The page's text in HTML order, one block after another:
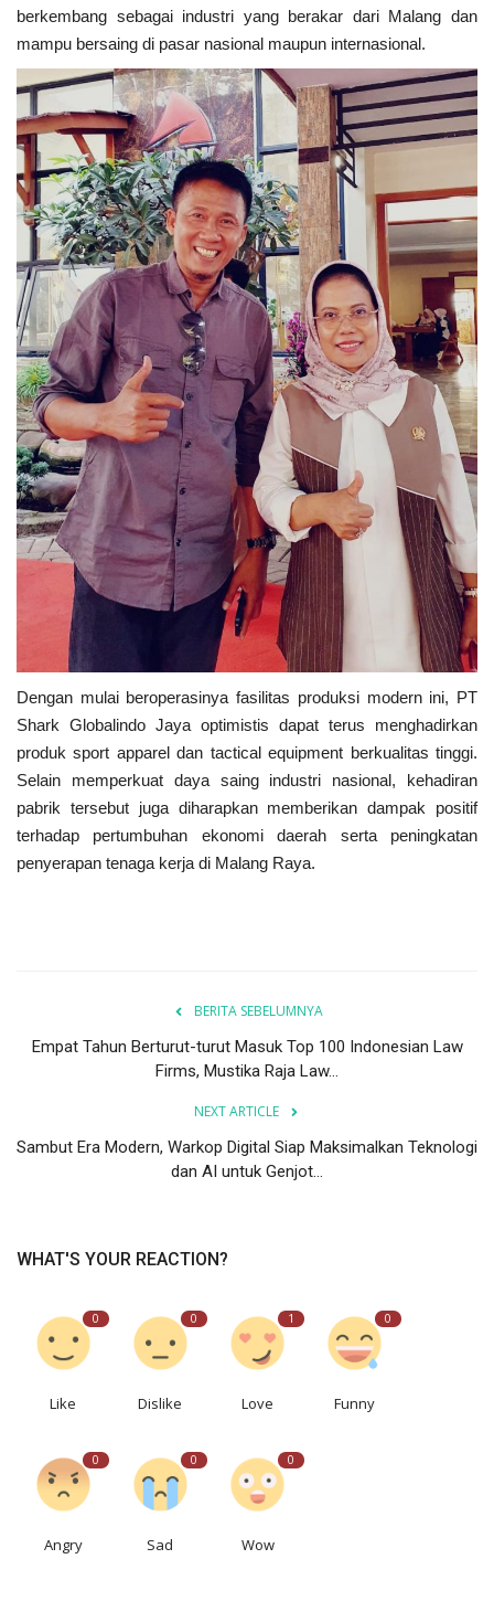
berkembang sebagai industri yang berakar dari Malang dan
mampu bersaing di pasar nasional maupun internasional.
Dengan mulai beroperasinya fasilitas produksi modern ini, PT
Shark Globalindo Jaya optimistis dapat terus menghadirkan
produk sport apparel dan tactical equipment berkualitas tinggi.
Selain memperkuat daya saing industri nasional, kehadiran
pabrik tersebut juga diharapkan memberikan dampak positif
terhadap pertumbuhan ekonomi daerah serta peningkatan
penyerapan tenaga kerja di Malang Raya.
BERITA SEBELUMNYA
Empat Tahun Berturut-turut Masuk Top 100 Indonesian Law
Firms, Mustika Raja Law...
NEXT ARTICLE
Sambut Era Modern, Warkop Digital Siap Maksimalkan Teknologi
dan AI untuk Genjot...
WHAT'S YOUR REACTION?
0
Like
0
Dislike
1
Love
0
Funny
0
Angry
0
Sad
0
Wow